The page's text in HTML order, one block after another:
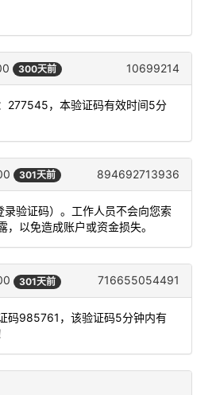
300天前 10699214
277545，本验证码有效时间5分
301天前 894692713936
录验证码）。工作人员不会向您索
，以免造成账户或资金损失。
301天前 716655054491
码985761，该验证码5分钟内有